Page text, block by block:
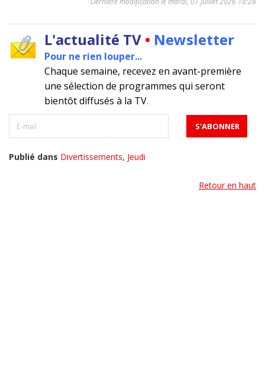
L'actualité TV • Newsletter
Pour ne rien louper...
Chaque semaine, recevez en avant-première
une sélection de programmes qui seront
bientôt diffusés à la TV.
Publié dans Divertissements, Jeudi
Retour en haut